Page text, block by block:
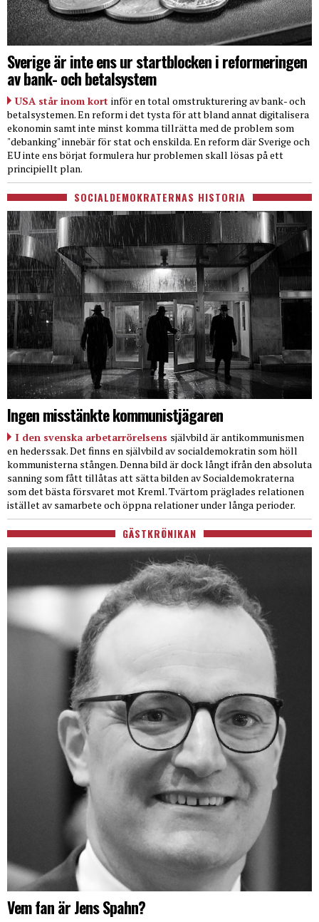
Sverige är inte ens ur startblocken i reformeringen
av bank- och betalsystem
USA står inom kort inför en total omstrukturering av bank- och
betalsystemen. En reform i det tysta för att bland annat digitalisera
ekonomin samt inte minst komma tillrätta med de problem som
"debanking" innebär för stat och enskilda. En reform där Sverige och
EU inte ens börjat formulera hur problemen skall lösas på ett
principiellt plan.
SOCIALDEMOKRATERNAS HISTORIA
Ingen misstänkte kommunistjägaren
I den svenska arbetarrörelsens självbild är antikommunismen
en hederssak. Det finns en självbild av socialdemokratin som höll
kommunisterna stången. Denna bild är dock långt ifrån den absoluta
sanning som fått tillåtas att sätta bilden av Socialdemokraterna
som det bästa försvaret mot Kreml. Tvärtom präglades relationen
istället av samarbete och öppna relationer under långa perioder.
GÄSTKRÖNIKAN
Vem fan är Jens Spahn?